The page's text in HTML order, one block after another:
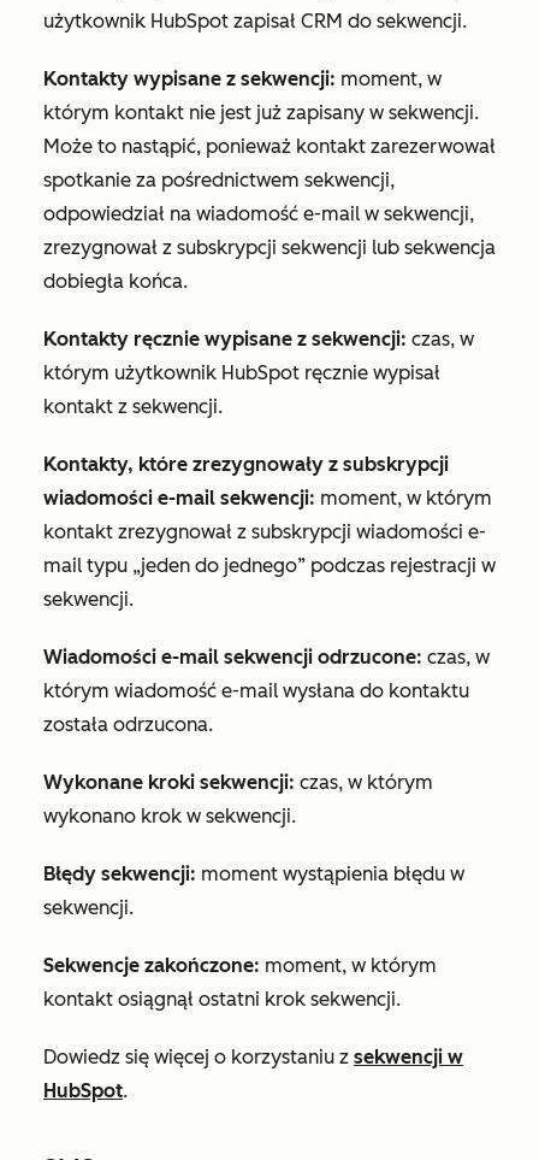
użytkownik HubSpot zapisał CRM do sekwencji.
Kontakty wypisane z sekwencji: moment, w
którym kontakt nie jest już zapisany w sekwencji.
Może to nastąpić, ponieważ kontakt zarezerwował
spotkanie za pośrednictwem sekwencji,
odpowiedział na wiadomość e-mail w sekwencji,
zrezygnował z subskrypcji sekwencji lub sekwencja
dobiegła końca.
Kontakty ręcznie wypisane z sekwencji: czas, w
którym użytkownik HubSpot ręcznie wypisał
kontakt z sekwencji.
Kontakty, które zrezygnowały z subskrypcji
wiadomości e-mail sekwencji: moment, w którym
kontakt zrezygnował z subskrypcji wiadomości e-
mail typu „jeden do jednego” podczas rejestracji w
sekwencji.
Wiadomości e-mail sekwencji odrzucone: czas, w
którym wiadomość e-mail wysłana do kontaktu
została odrzucona.
Wykonane kroki sekwencji: czas, w którym
wykonano krok w sekwencji.
Błędy sekwencji: moment wystąpienia błędu w
sekwencji.
Sekwencje zakończone: moment, w którym
kontakt osiągnął ostatni krok sekwencji.
Dowiedz się więcej o korzystaniu z sekwencji w
HubSpot.